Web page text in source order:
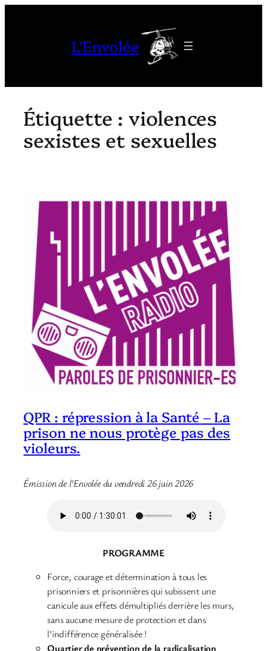
L'Envolée
Étiquette :violences
sexistes et sexuelles
QPR : répression à la Santé – La
prison ne nous protège pas des
violeurs.
Émission de l’Envolée du vendredi 26 juin 2026
PROGRAMME
Force, courage et détermination à tous les
prisonniers et prisonnières qui subissent une
canicule aux effets démultipliés derrière les murs,
sans aucune mesure de protection et dans
l’indifférence généralisée !
Quartier de prévention de la radicalisation